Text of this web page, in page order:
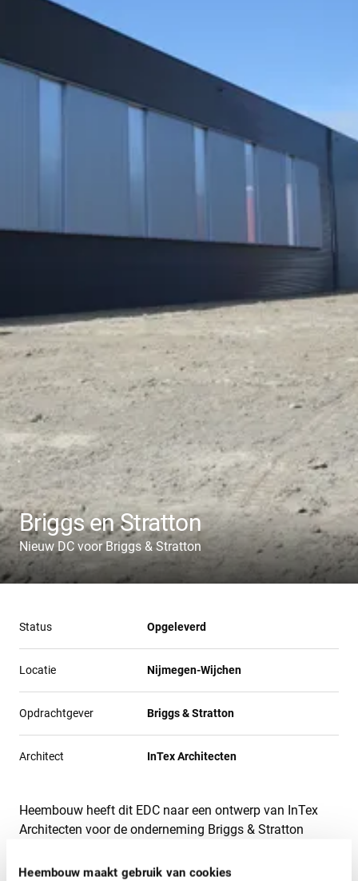
Heembouw maakt gebruik van cookies
Briggs en Stratton
Nieuw DC voor Briggs & Stratton
Status Opgeleverd
Locatie Nijmegen-Wijchen
Opdrachtgever Briggs & Stratton
Architect InTex Architecten
Heembouw heeft dit EDC naar een ontwerp van InTex
Architecten voor de onderneming Briggs & Stratton
uit 9.500 m2 bedrijfshal, een verdiepingsvloer van 3.500